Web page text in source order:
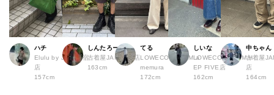
ハチ
Elulu by JAM 原宿
店
157cm
しんたろー
古着屋JAM 仙台店
163cm
てる
LOWECO by JAM a
memura
172cm
しいな
LOWECO by JAM H
EP FIVE店
162cm
中ちゃん
古着屋
店
164cm